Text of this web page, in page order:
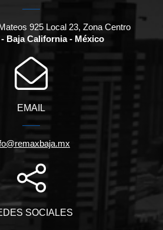
925 Local 23, Zona Centro
Baja California - México
EMAIL
SOCIALES